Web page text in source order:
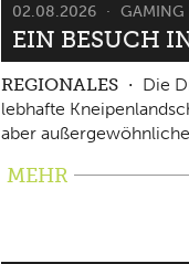
02.08.2026 GAMING
EIN BESUCH
REGIONALES
Die
lebhafte
aber
MEHR